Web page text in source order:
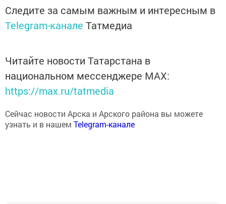
Следите за самым важным и интересным в
Telegram-канале Татмедиа
Читайте новости Татарстана в
национальном мессенджере MАХ:
https://max.ru/tatmedia
Сейчас новости Арска и Арского района вы можете
узнать и в нашем Telegram-канале